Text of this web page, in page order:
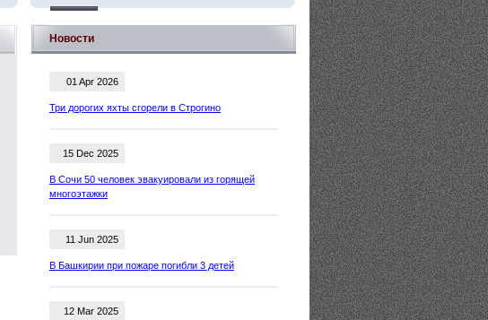
Новости
01 Apr 2026
Три дорогих яхты сгорели в Строгино
15 Dec 2025
В Сочи 50 человек эвакуировали из горящей
многоэтажки
11 Jun 2025
В Башкирии при пожаре погибли 3 детей
12 Mar 2025